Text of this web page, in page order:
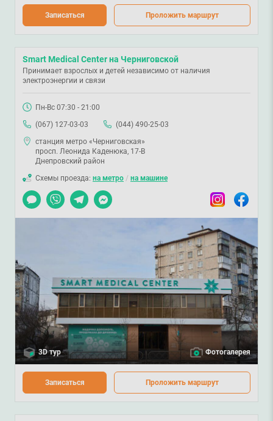
Записаться Проложить маршрут
Smart Medical Center на Черниговской
Принимает взрослых и детей независимо от наличия
электроэнергии и связи
Пн-Вс 07:30 - 21:00
(067) 127-03-03
(044) 490-25-03
станция метро «Черниговская»
просп. Леонида Каденюка, 17-В
Днепровский район
Схемы проезда: на метро / на машине
Чат
Viber TelegramMessenger InstagramFacebook
3D тур Фотогалерея
Записаться Проложить маршрут